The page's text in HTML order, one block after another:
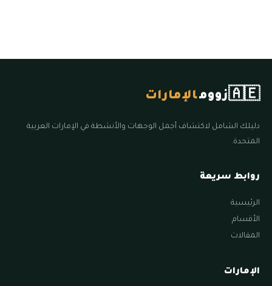
🇦🇪زوومالإمارات
دليلك الشامل لاكتشاف أجمل الوجهات والأنشطة في الإمارات العربية
المتحدة.
روابط سريعة
الرئيسية
الأقسام
المقالات
الإمارات